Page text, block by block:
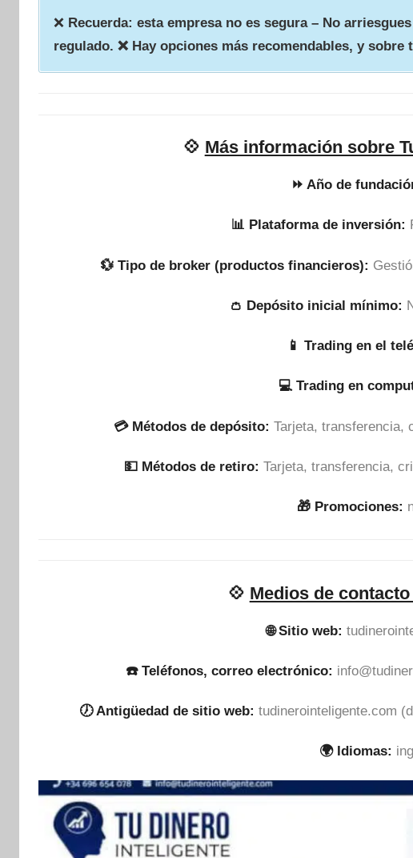
❌ Recuerda: esta empresa no es segura – No
regulado. ❌ Hay opciones más recomendables, y sobre
💠 Más información sobre
⏩ Año de
📊 Plataforma de inversión:
💱 Tipo de broker (productos financieros):
👛 Depósito inicial mínimo:
📱 Trading en el
💻 Trading en
💳 Métodos de depósito: Tarjeta, transferencia,
💵​ Métodos de retiro: Tarjeta, transferencia,
🎁 Promociones:
💠 Medios de
🌐 Sitio web:
☎️ Teléfonos, correo electrónico:
🕖 Antigüedad de sitio web: tudinerointeligente.com
🌍 Idiomas: